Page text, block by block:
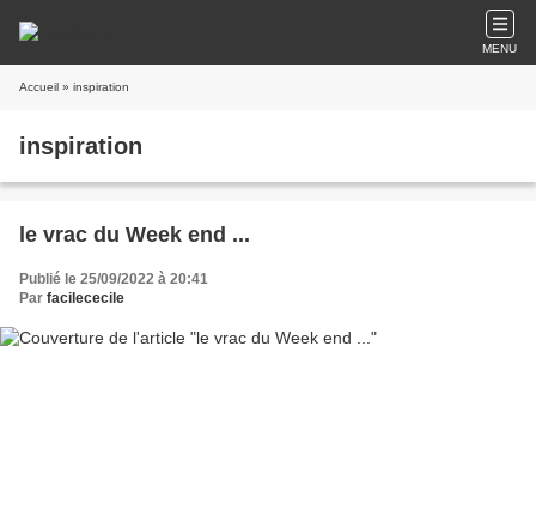
MENU
Accueil » inspiration
inspiration
le vrac du Week end ...
Publié le 25/09/2022 à 20:41
Par facilececile